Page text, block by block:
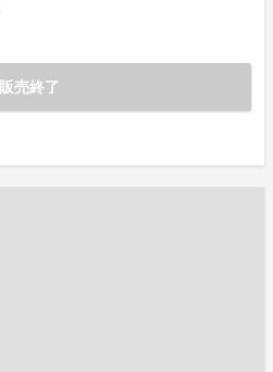
販売終了